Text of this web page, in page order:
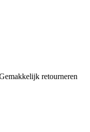
retourneren